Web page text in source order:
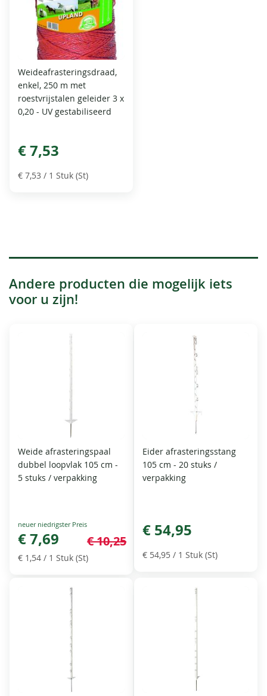
Weideafrasteringsdraad,
enkel, 250 m met
roestvrijstalen geleider 3 x
0,20 - UV gestabiliseerd
€ 7,53
€ 7,53 / 1 Stuk (St)
Andere producten die mogelijk iets
voor u zijn!
Weide afrasteringspaal
dubbel loopvlak 105 cm -
5 stuks / verpakking
Special
Price
€ 7,69 € 10,25
€ 1,54 / 1 Stuk (St)
Eider afrasteringsstang
105 cm - 20 stuks /
verpakking
€ 54,95
€ 54,95 / 1 Stuk (St)